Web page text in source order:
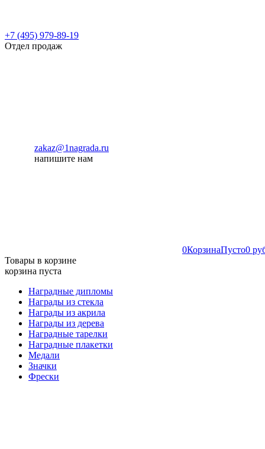
+7 (495) 979-89-19
Отдел продаж
zakaz@1nagrada.ru
напишите нам
0КорзинаПусто0
Товары в корзине
корзина пуста
Наградные дипломы
Награды из стекла
Награды из акрила
Награды из дерева
Наградные тарелки
Наградные плакетки
Медали
Значки
Фрески